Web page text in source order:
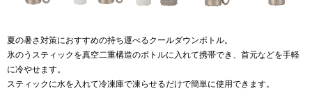
夏の暑さ対策におすすめの持ち運べるクールダウンボトル。
氷のうスティックを真空二重構造のボトルに入れて携帯でき、首元などを手軽
に冷やせます。
スティックに水を入れて冷凍庫で凍らせるだけで簡単に使用できます。